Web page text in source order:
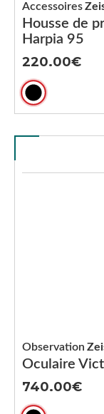
Housse de
Harpia 95
Accessoires
220.00
Oculaire
Observation
740.00